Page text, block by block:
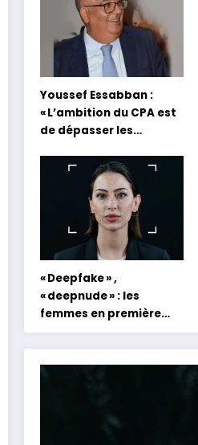
Youssef Essabban :
« L’ambition du CPA est
de dépasser les
et académiques de
formation en
s’appuyant sur le
partage des
expériences »
« Deepfake » ,
« deepnude » : les
femmes en première
ligne face aux dangers
de l’intelligence
artificielle